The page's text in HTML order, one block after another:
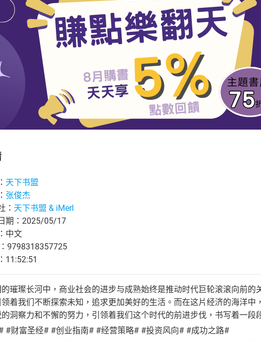
天下书盟
张俊杰
： 天下书盟 & iMerl
期：2025/05/17
中文
9798318357725
11:52:51
璀璨长河中，商业社会的进步与成熟始终是推动时代巨轮滚滚向前
着我们不断探索未知，追求更加美好的生活。而在这片经济的海洋
洞察力和不懈的努力，引领着我们这个时代的前进步伐，书写着一段
#财富圣经# #创业指南# #经营策略# #投资风向# #成功之路#